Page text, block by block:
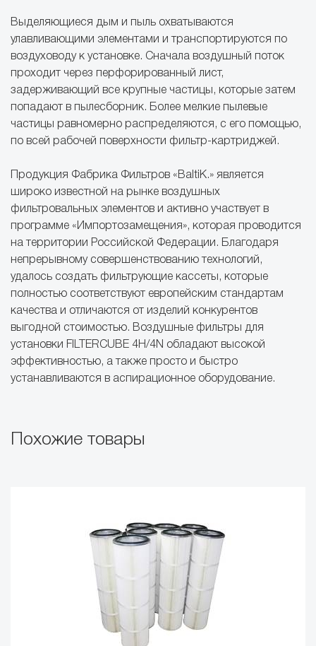
Выделяющиеся дым и пыль охватываются
улавливающими элементами и транспортируются по
воздуховоду к установке. Сначала воздушный поток
проходит через перфорированный лист,
задерживающий все крупные частицы, которые затем
попадают в пылесборник. Более мелкие пылевые
частицы равномерно распределяются, с его помощью,
по всей рабочей поверхности фильтр-картриджей.
Продукция Фабрика Фильтров «BaltiK.» является
широко известной на рынке воздушных
фильтровальных элементов и активно участвует в
программе «Импортозамещения», которая проводится
на территории Российской Федерации. Благодаря
непрерывному совершенствованию технологий,
удалось создать фильтрующие кассеты, которые
полностью соответствуют европейским стандартам
качества и отличаются от изделий конкурентов
выгодной стоимостью. Воздушные фильтры для
установки FILTERCUBE 4H/4N обладают высокой
эффективностью, а также просто и быстро
устанавливаются в аспирационное оборудование.
Похожие товары